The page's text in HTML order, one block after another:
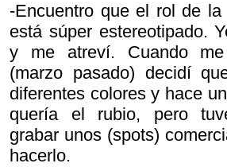
-Encuentro que el rol de
está súper estereotipado.
y me atreví. Cuando
(marzo pasado) decidí
diferentes colores y hace
quería el rubio, pero
grabar unos (spots)
hacerlo.